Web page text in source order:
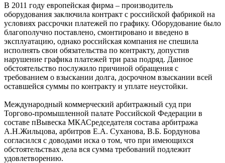
В 2011 году европейская фирма – производитель
оборудования заключила контракт с российской фабрикой на
условиях рассрочки платежей по графику. Оборудование было
благополучно поставлено, смонтировано и введено в
эксплуатацию, однако российская компания не спешила
исполнять свои обязательства по контракту, допустив
нарушение графика платежей три раза подряд. Данное
обстоятельство послужило причиной обращения с
требованием о взыскании долга, досрочном взыскании всей
оставшейся суммы по контракту и уплате неустойки.
Международный коммерческий арбитражный суд при
Торгово-промышленной палате Российской Федерации в
составе пВывеска МКАСредседателя состава арбитража
А.Н.Жильцова, арбитров Е.А. Суханова, В.Б. Бордунова
согласился с доводами иска о том, что при имеющихся
обстоятельствах дела вся сумма требований подлежит
удовлетворению.